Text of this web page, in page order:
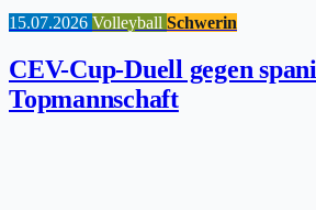
15.07.2026 Volleyball Schwerin
CEV-Cup-Duell gegen
Topmannschaft